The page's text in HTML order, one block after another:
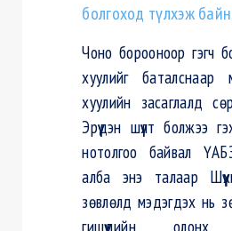
болгоход түлхэж
Чоно борооноор гэгч
хуулийг баталснаар
хуулийн засаглалд
Эрүүдэн шүүлт болжээ
нотолгоо байвал
алба энэ талаар
зөвлөлд мэдэгдэх нь
гишүүдийн олонх